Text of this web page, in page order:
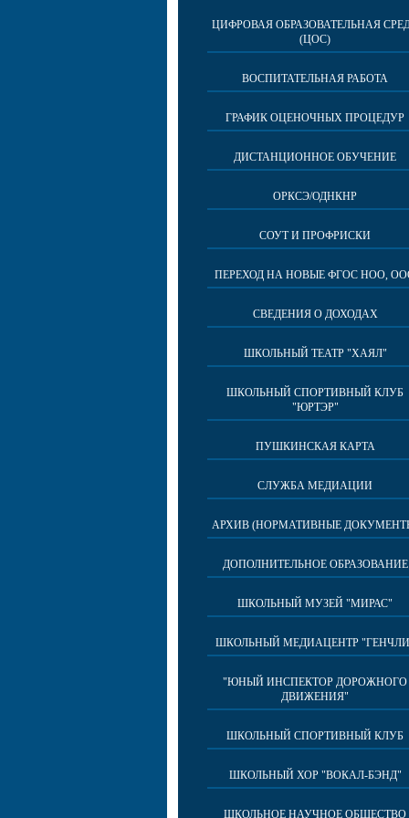
ЦИФРОВАЯ ОБРАЗОВАТЕЛЬНАЯ
(ЦОС)
ВОСПИТАТЕЛЬНАЯ РАБОТА
ГРАФИК ОЦЕНОЧНЫХ ПРОЦЕДУР
ДИСТАНЦИОННОЕ ОБУЧЕНИЕ
ОРКСЭ/ОДНКНР
СОУТ И ПРОФРИСКИ
ПЕРЕХОД НА НОВЫЕ ФГОС НОО,
СВЕДЕНИЯ О ДОХОДАХ
ШКОЛЬНЫЙ ТЕАТР "ХАЯЛ"
ШКОЛЬНЫЙ СПОРТИВНЫЙ КЛУБ
"ЮРТЭР"
ПУШКИНСКАЯ КАРТА
СЛУЖБА МЕДИАЦИИ
АРХИВ (НОРМАТИВНЫЕ
ДОПОЛНИТЕЛЬНОЕ ОБРАЗОВАНИЕ
ШКОЛЬНЫЙ МУЗЕЙ "МИРАС"
ШКОЛЬНЫЙ МЕДИАЦЕНТР
"ЮНЫЙ ИНСПЕКТОР ДОРОЖНОГО
ДВИЖЕНИЯ"
ШКОЛЬНЫЙ СПОРТИВНЫЙ КЛУБ
ШКОЛЬНЫЙ ХОР "ВОКАЛ-БЭНД"
ШКОЛЬНОЕ НАУЧНОЕ ОБЩЕСТВО